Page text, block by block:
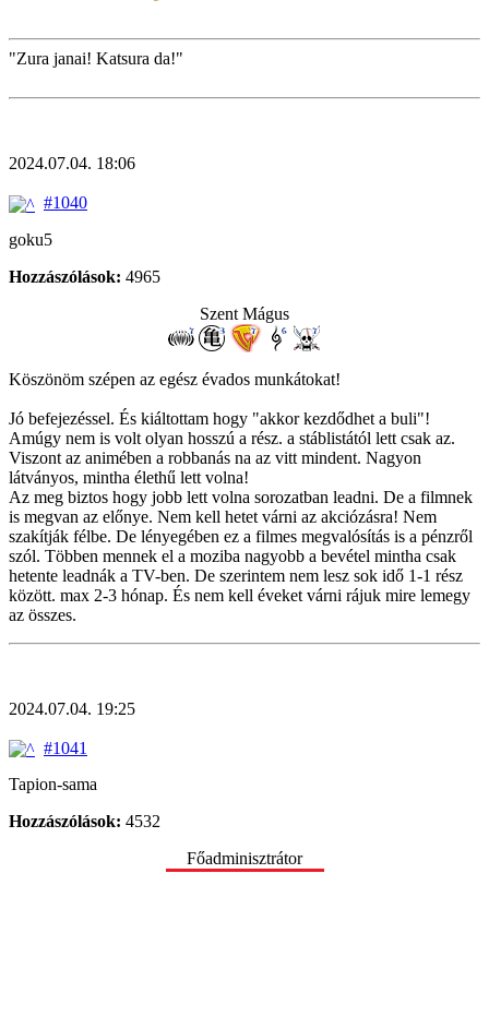
"Zura janai! Katsura da!"
2024.07.04. 18:06
#1040
goku5
Hozzászólások: 4965
Szent Mágus
Köszönöm szépen az egész évados munkátokat!
Jó befejezéssel. És kiáltottam hogy "akkor kezdődhet a buli"!
Amúgy nem is volt olyan hosszú a rész. a stáblistától lett csak az.
Viszont az animében a robbanás na az vitt mindent. Nagyon
látványos, mintha élethű lett volna!
Az meg biztos hogy jobb lett volna sorozatban leadni. De a filmnek
is megvan az előnye. Nem kell hetet várni az akciózásra! Nem
szakítják félbe. De lényegében ez a filmes megvalósítás is a pénzről
szól. Többen mennek el a moziba nagyobb a bevétel mintha csak
hetente leadnák a TV-ben. De szerintem nem lesz sok idő 1-1 rész
között. max 2-3 hónap. És nem kell éveket várni rájuk mire lemegy
az összes.
2024.07.04. 19:25
#1041
Tapion-sama
Hozzászólások: 4532
Főadminisztrátor